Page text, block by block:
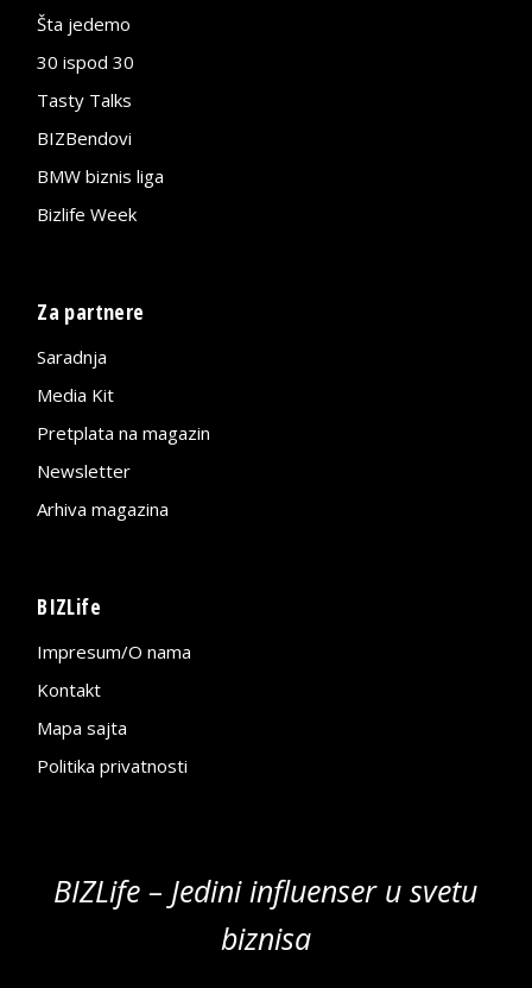
Šta jedemo
30 ispod 30
Tasty Talks
BIZBendovi
BMW biznis liga
Bizlife Week
Za partnere
Saradnja
Media Kit
Pretplata na magazin
Newsletter
Arhiva magazina
BIZLife
Impresum/O nama
Kontakt
Mapa sajta
Politika privatnosti
BIZLife – Jedini influenser u svetu
biznisa